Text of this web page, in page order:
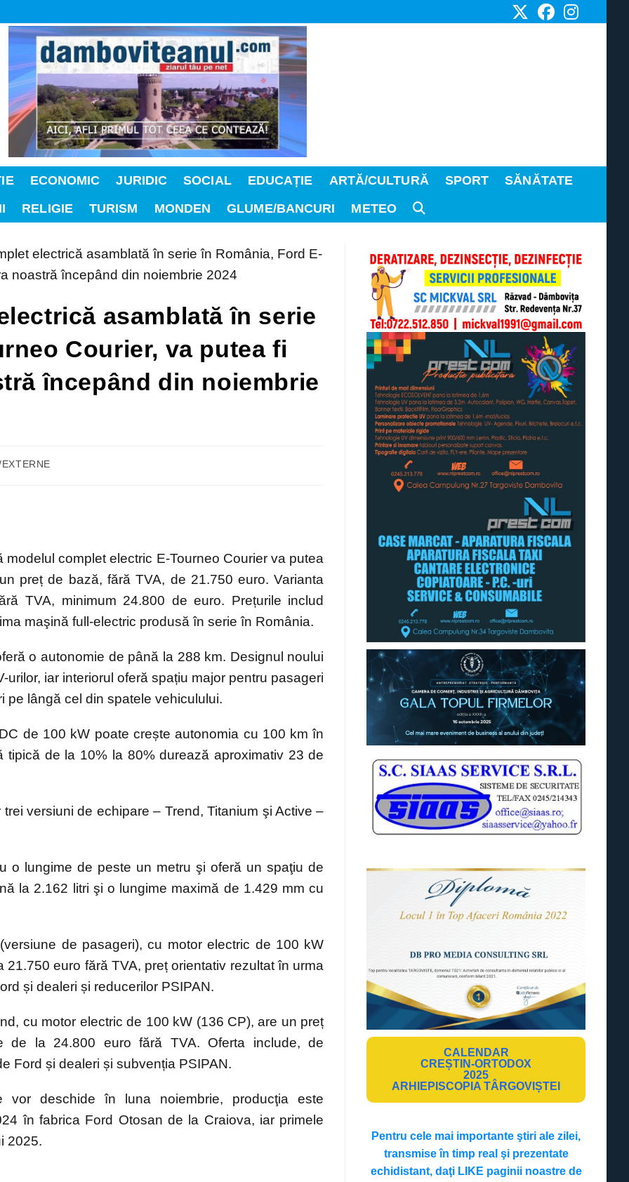
ECONOMIC JURIDIC SOCIAL EDUCAȚIE ARTĂ/CULTURĂ SPORT
SĂNĂTATE
RELIGIE TURISM MONDEN GLUME/BANCURI METEO TOGGLE
SEARCH
asamblată în serie
Courier, va putea fi
începând din noiembrie
complet electric E-Tourneo Courier va putea
preț de bază, fără TVA, de 21.750 euro. Varianta
TVA, minimum 24.800 de euro. Prețurile includ
maşină full-electric produsă în serie în România.
o autonomie de până la 288 km. Designul noului
iar interiorul oferă spațiu major pentru pasageri
pe lângă cel din spatele vehiculului.
de 100 kW poate crește autonomia cu 100 km în
de la 10% la 80% durează aproximativ 23 de
versiuni de echipare – Trend, Titanium şi Active –
o lungime de peste un metru şi oferă un spaţiu de
la 2.162 litri şi o lungime maximă de 1.429 mm cu
de pasageri), cu motor electric de 100 kW
euro fără TVA, preț orientativ rezultat în urma
și dealeri și reducerilor PSIPAN.
cu motor electric de 100 kW (136 CP), are un preț
de la 24.800 euro fără TVA. Oferta include, de
Ford și dealeri și subvenția PSIPAN.
vor deschide în luna noiembrie, producţia este
în fabrica Ford Otosan de la Craiova, iar primele
2025.
CALENDAR
CREȘTIN-ORTODOX
2025
ARHIEPISCOPIA TÂRGOVIȘTEI
Pentru cele mai importante ştiri ale zilei,
transmise în timp real şi prezentate
echidistant, daţi LIKE paginii noastre de